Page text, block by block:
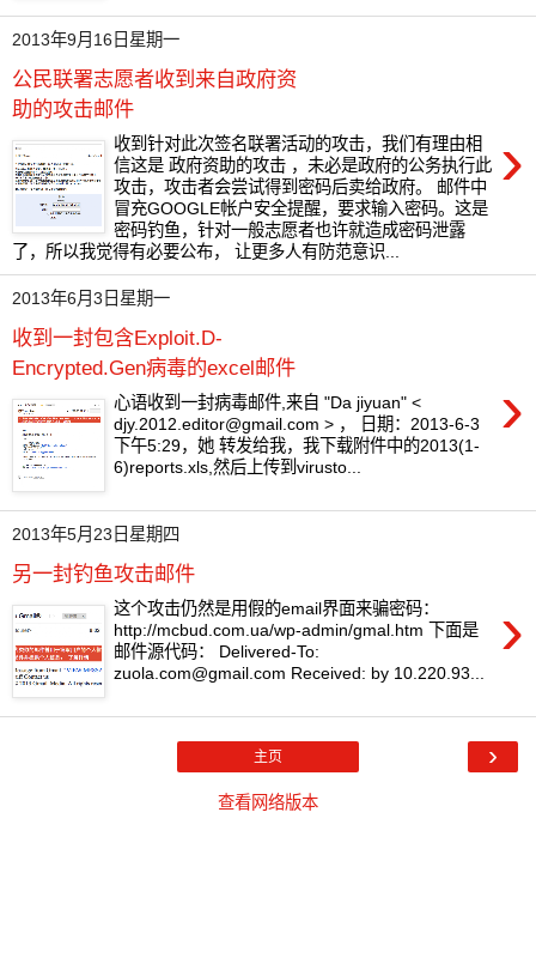
2013年9月16日星期一
公民联署志愿者收到来自政府资
助的攻击邮件
›
收到针对此次签名联署活动的攻击，我们有理由相
信这是 政府资助的攻击 ，未必是政府的公务执行此
攻击，攻击者会尝试得到密码后卖给政府。 邮件中
冒充GOOGLE帐户安全提醒，要求输入密码。这是
密码钓鱼，针对一般志愿者也许就造成密码泄露
了，所以我觉得有必要公布， 让更多人有防范意识...
2013年6月3日星期一
收到一封包含Exploit.D-
Encrypted.Gen病毒的excel邮件
›
心语收到一封病毒邮件,来自 "Da jiyuan" <
djy.2012.editor@gmail.com > ， 日期：2013-6-3
下午5:29，她 转发给我，我下载附件中的2013(1-
6)reports.xls,然后上传到virusto...
2013年5月23日星期四
另一封钓鱼攻击邮件
›
这个攻击仍然是用假的email界面来骗密码：
http://mcbud.com.ua/wp-admin/gmal.htm 下面是
邮件源代码： Delivered-To:
zuola.com@gmail.com Received: by 10.220.93...
›
主页
查看网络版本